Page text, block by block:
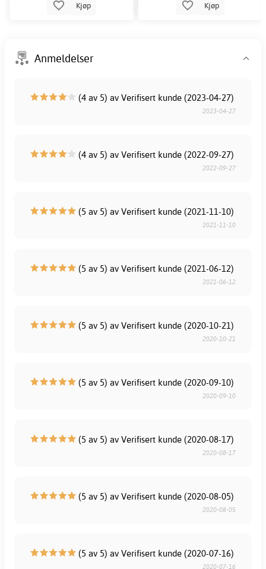
Kjøp Kjøp
Anmeldelser
(4 av 5) av Verifisert kunde (2023-04-27)
2023-04-27
(4 av 5) av Verifisert kunde (2022-09-27)
2022-09-27
(5 av 5) av Verifisert kunde (2021-11-10)
2021-11-10
(5 av 5) av Verifisert kunde (2021-06-12)
2021-06-12
(5 av 5) av Verifisert kunde (2020-10-21)
2020-10-21
(5 av 5) av Verifisert kunde (2020-09-10)
2020-09-10
(5 av 5) av Verifisert kunde (2020-08-17)
2020-08-17
(5 av 5) av Verifisert kunde (2020-08-05)
2020-08-05
(5 av 5) av Verifisert kunde (2020-07-16)
2020-07-16